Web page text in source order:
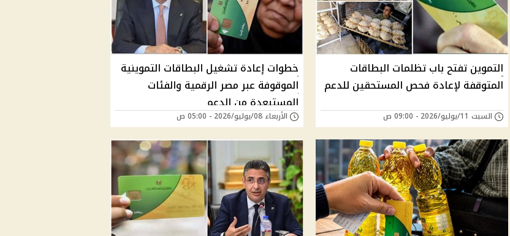
التموين تفتح باب تظلمات البطاقات
المتوقفة لإعادة فحص المستحقين للدعم
السبت 11/يوليو/2026 - 09:00 ص
خطوات إعادة تشغيل البطاقات التموينية
الموقوفة عبر مصر الرقمية والفئات
المستبعدة من الدعم
الأربعاء 08/يوليو/2026 - 05:00 ص